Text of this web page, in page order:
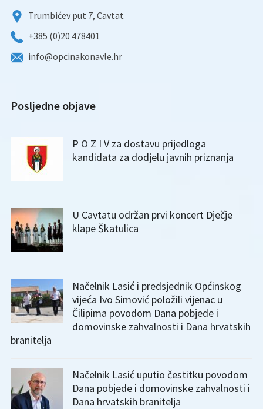
Trumbićev put 7, Cavtat
+385 (0)20 478401
info@opcinakonavle.hr
Posljedne objave
P O Z I V za dostavu prijedloga
kandidata za dodjelu javnih priznanja
U Cavtatu održan prvi koncert Dječje
klape Škatulica
Načelnik Lasić i predsjednik Općinskog
vijeća Ivo Simović položili vijenac u
Čilipima povodom Dana pobjede i
domovinske zahvalnosti i Dana hrvatskih
branitelja
Načelnik Lasić uputio čestitku povodom
Dana pobjede i domovinske zahvalnosti i
Dana hrvatskih branitelja